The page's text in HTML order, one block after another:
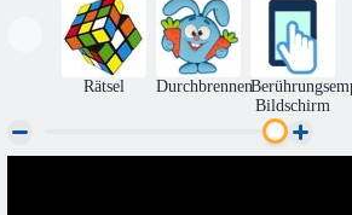
Rätsel Durchbrennen
Bildschirm